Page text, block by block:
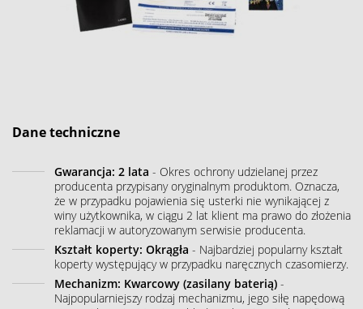
Dane techniczne
Gwarancja: 2 lata - Okres ochrony udzielanej przez
producenta przypisany oryginalnym produktom. Oznacza,
że w przypadku pojawienia się usterki nie wynikającej z
winy użytkownika, w ciągu 2 lat klient ma prawo do złożenia
reklamacji w autoryzowanym serwisie producenta.
Kształt koperty: Okrągła - Najbardziej popularny kształt
koperty występujący w przypadku naręcznych czasomierzy.
Mechanizm: Kwarcowy (zasilany baterią) -
Najpopularniejszy rodzaj mechanizmu, jego siłę napędową